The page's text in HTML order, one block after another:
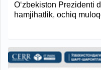
O‘zbekiston Prezidenti
hamjihatlik, ochiq